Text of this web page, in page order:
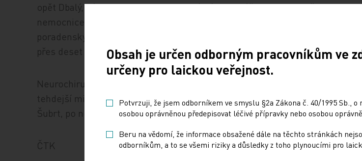
opět Dbalý, dále David Michal z advokátní kanceláře MSB Legal či
nemocnice Zdeněk Čáp. Zakázky se týkaly účetních, medicínsko-právních a
poradenských služeb. Obvinění si mezi sebou údajně předali úplatky v
přes deset milionů korun.
Neurochirurg Dbalý vedl Homolku od konce roku 2006 do března 2012,
tehdejší ministr zdravotnictví Tomáš Julínek. Před Dbalým byl ředitelem
Šubrt, po něm další neurochirurg Michal Šetlík.
ČTK
Obsah je určen odborným pracovníkům ve
určeny pro laickou veřejnost.
Potvrzuji, že jsem odborníkem ve smyslu §2a Zákona č. 40/1995 Sb.,
osobou oprávněnou předepisovat léčivé přípravky nebo osobou
Beru na vědomí, že informace obsažené dále na těchto stránkách
odborníkům, a to se všemi riziky a důsledky z toho plynoucími pro